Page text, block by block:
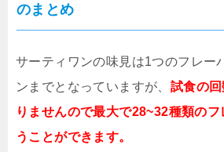
のまとめ
サーティワンの味見は1つのフレー
ンまでとなっていますが、 試食の
りませんので最大で28~32種類の
うことができます。